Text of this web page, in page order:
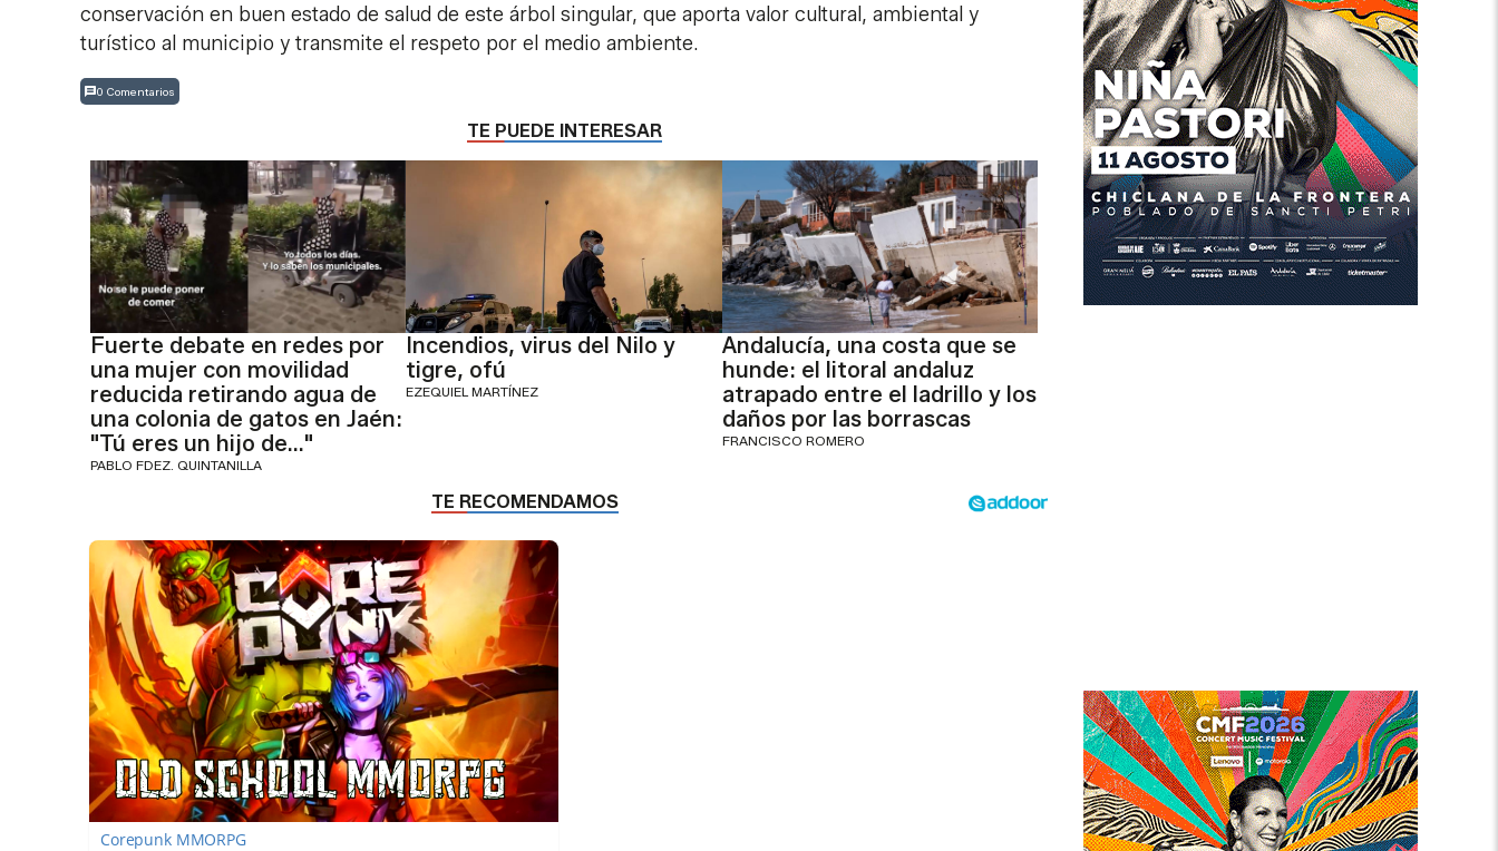
conservación en buen estado de salud de este árbol singular, que aporta valor cultural, ambiental y
turístico al municipio y transmite el respeto por el medio ambiente.
0 Comentarios
TE PUEDE INTERESAR
Fuerte debate en redes por
una mujer con movilidad
reducida retirando agua de
una colonia de gatos en Jaén:
"Tú eres un hijo de..."
PABLO FDEZ. QUINTANILLA
Incendios, virus del Nilo y
tigre, ofú
EZEQUIEL MARTÍNEZ
Andalucía, una costa que se
hunde: el litoral andaluz
atrapado entre el ladrillo y los
daños por las borrascas
FRANCISCO ROMERO
Corepunk MMORPG